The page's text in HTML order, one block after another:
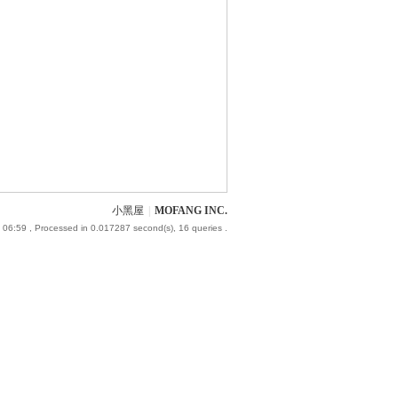
小黑屋 MOFANG INC.
06:59 , Processed in 0.017287 second(s), 16 queries .